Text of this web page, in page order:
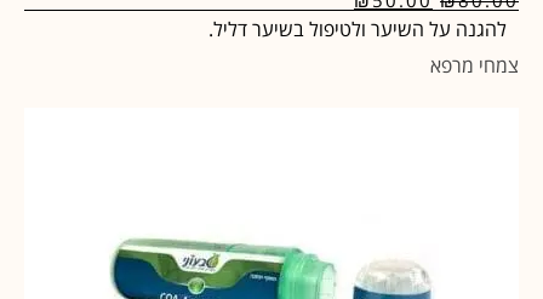
להגנה על השיער ולטיפול בשיער דליל.
צמחי מרפא